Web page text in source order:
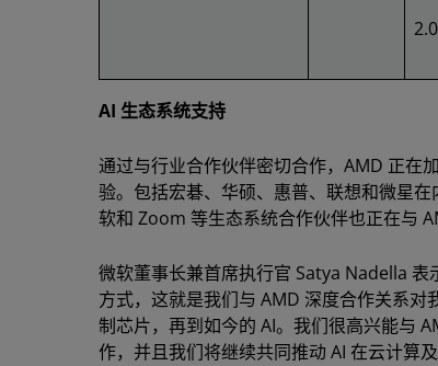
AI 生态系统支持
通过与行业合作伙伴密切合作，AMD 正在
验。包括宏碁、华硕、惠普、联想和微星
软和 Zoom 等生态系统合作伙伴也正在与
微软董事长兼首席执行官 Satya Nadella
方式，这就是我们与 AMD 深度合作关系
制芯片，再到如今的 AI。我们很高兴能与
作，并且我们将继续共同推动 AI 在云计算